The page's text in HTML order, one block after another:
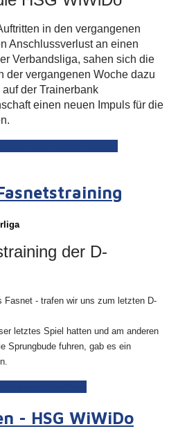
in den vergangenen
Anschlussverlust an einen
Verbandsliga, sahen sich die
der vergangenen Woche dazu
der Trainerbank
einen neuen Impuls für die
der D-
Fasnet - trafen wir uns zum letzten D-
letztes Spiel hatten und am anderen
Sprungbude fuhren, gab es ein
- HSG WiWiDo